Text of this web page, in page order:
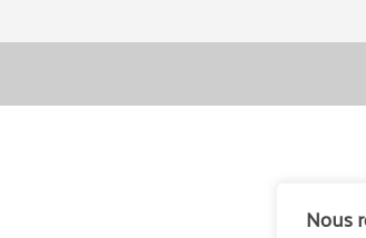
Nous